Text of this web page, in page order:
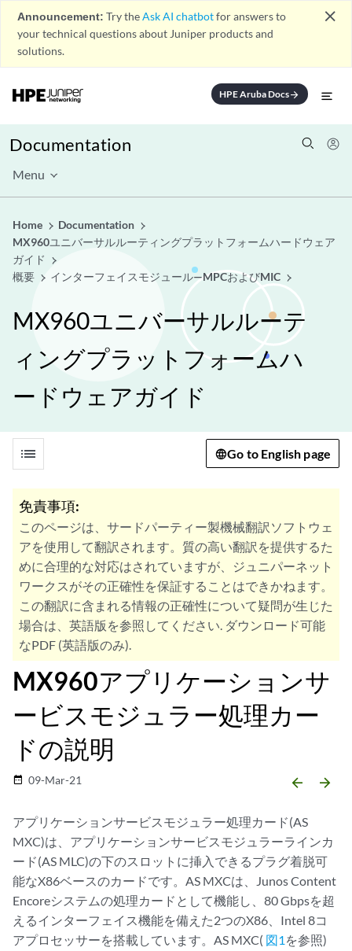
Announcement: Try theAsk AI chatbotfor answers to
your technical questions about Juniper products and
solutions.
close
HPE Aruba Docsarrow_forward
Documentation
Menu
Home
Documentation
MX960ユニバーサルルーティングプラットフォームハードウェア
ガイド
概要
インターフェイスモジュール—MPCおよびMIC
MX960ユニバーサルルーテ
ィングプラットフォームハ
ードウェアガイド
list Go to English page
免責事項:
このページは、サードパーティー製機械翻訳ソフトウェ
アを使用して翻訳されます。質の高い翻訳を提供するた
めに合理的な対応はされていますが、ジュニパーネット
ワークスがその正確性を保証することはできかねます。
この翻訳に含まれる情報の正確性について疑問が生じた
場合は、英語版を参照してください. ダウンロード可能
なPDF (英語版のみ).
MX960アプリケーションサ
ービスモジュラー処理カー
ドの説明
date_range 09-Mar-21 arrow_backward arrow_forward
アプリケーションサービスモジュラー処理カード(AS
MXC)は、アプリケーションサービスモジュラーラインカ
ード(AS MLC)の下のスロットに挿入できるプラグ着脱可
能なX86ベースのカードです。AS MXCは、Junos Content
Encoreシステムの処理カードとして機能し、80 Gbpsを超
えるインターフェイス機能を備えた2つのX86、Intel 8コ
アプロセッサーを搭載しています。AS MXC( 図1 を参照)